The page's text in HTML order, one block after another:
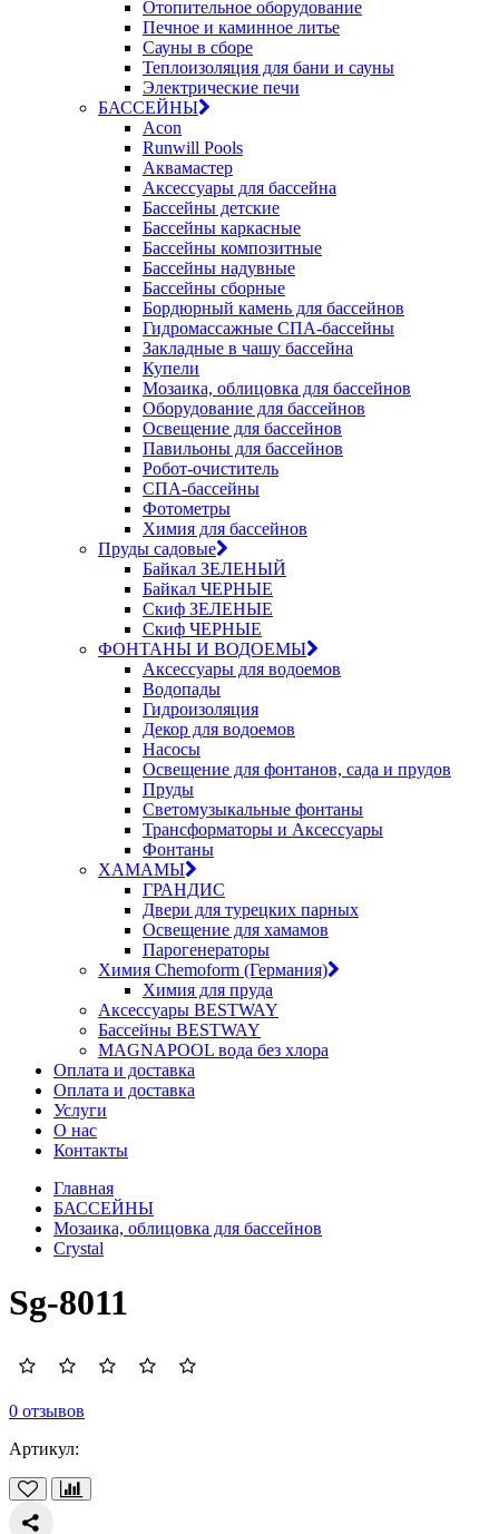
Отопительное оборудование
Печное и каминное литье
Сауны в сборе
Теплоизоляция для бани и сауны
Электрические печи
БАССЕЙНЫ
Acon
Runwill Pools
Аквамастер
Аксессуары для бассейна
Бассейны детские
Бассейны каркасные
Бассейны композитные
Бассейны надувные
Бассейны сборные
Бордюрный камень для бассейнов
Гидромассажные СПА-бассейны
Закладные в чашу бассейна
Купели
Мозаика, облицовка для бассейнов
Оборудование для бассейнов
Освещение для бассейнов
Павильоны для бассейнов
Робот-очиститель
СПА-бассейны
Фотометры
Химия для бассейнов
Пруды садовые
Байкал ЗЕЛЕНЫЙ
Байкал ЧЕРНЫЕ
Скиф ЗЕЛЕНЫЕ
Скиф ЧЕРНЫЕ
ФОНТАНЫ И ВОДОЕМЫ
Аксессуары для водоемов
Водопады
Гидроизоляция
Декор для водоемов
Насосы
Освещение для фонтанов, сада и прудов
Пруды
Светомузыкальные фонтаны
Трансформаторы и Аксессуары
Фонтаны
ХАМАМЫ
ГРАНДИС
Двери для турецких парных
Освещение для хамамов
Парогенераторы
Химия Chemoform (Германия)
Химия для пруда
Аксессуары BESTWAY
Бассейны BESTWAY
MAGNAPOOL вода без хлора
Оплата и доставка
Оплата и доставка
Услуги
О нас
Контакты
Главная
БАССЕЙНЫ
Мозаика, облицовка для бассейнов
Crystal
Sg-8011
0 отзывов
Артикул: